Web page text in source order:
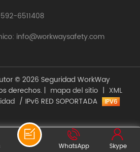
6511408
info@workwaysafety.com
© 2026 Seguridad WorkWay
derechos. | mapa del sitio | XML
/ IPv6 RED SOPORTADA
Skype
WhatsApp